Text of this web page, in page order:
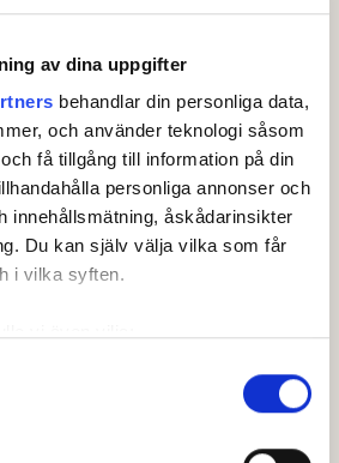
av dina uppgifter
behandlar din personliga data,
och använder teknologi såsom
få tillgång till information på din
personliga annonser och
innehållsmätning, åskådarinsikter
Du kan själv välja vilka som får
i vilka syften.
på upp till flera meter
-28
Norrtälje -16
GK +14
+